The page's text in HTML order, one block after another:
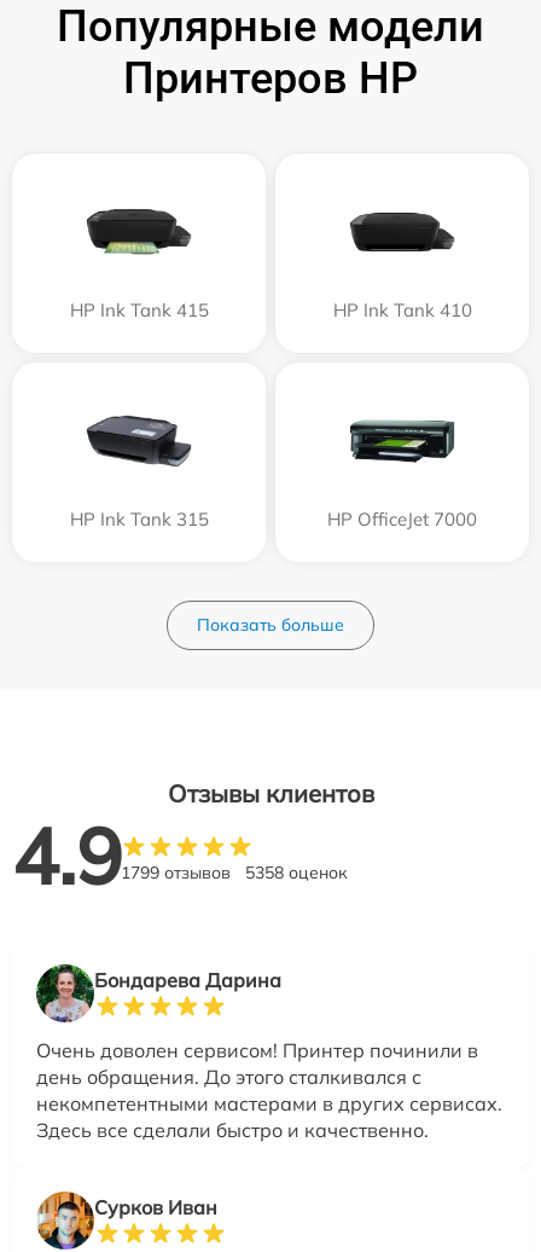
Популярные модели
Принтеров HP
HP Ink Tank 415 HP Ink Tank 410
HP Ink Tank 315 HP OfficeJet 7000
Показать больше
Отзывы клиентов
4.91799 отзывов 5358 оценок
Бондарева Дарина
Очень доволен сервисом! Принтер починили в
день обращения. До этого сталкивался с
некомпетентными мастерами в других сервисах.
Здесь все сделали быстро и качественно.
Сурков Иван